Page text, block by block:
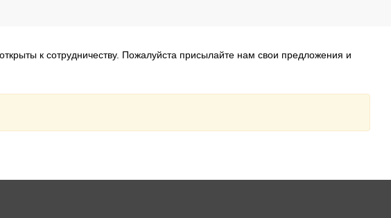
к сотрудничеству. Пожалуйста присылайте нам свои предложения и